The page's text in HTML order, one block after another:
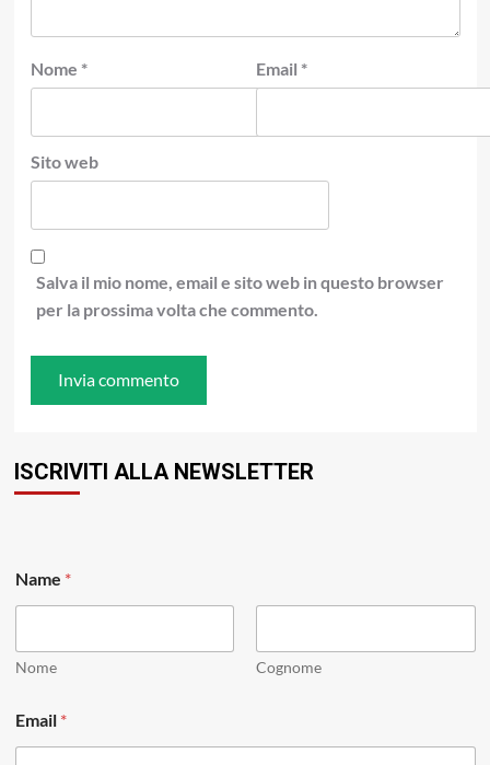
Nome * Email *
Sito web
Salva il mio nome, email e sito web in questo browser
per la prossima volta che commento.
ISCRIVITI ALLA NEWSLETTER
a
m
E
m
l
*
Name *
Nome Cognome
Email *